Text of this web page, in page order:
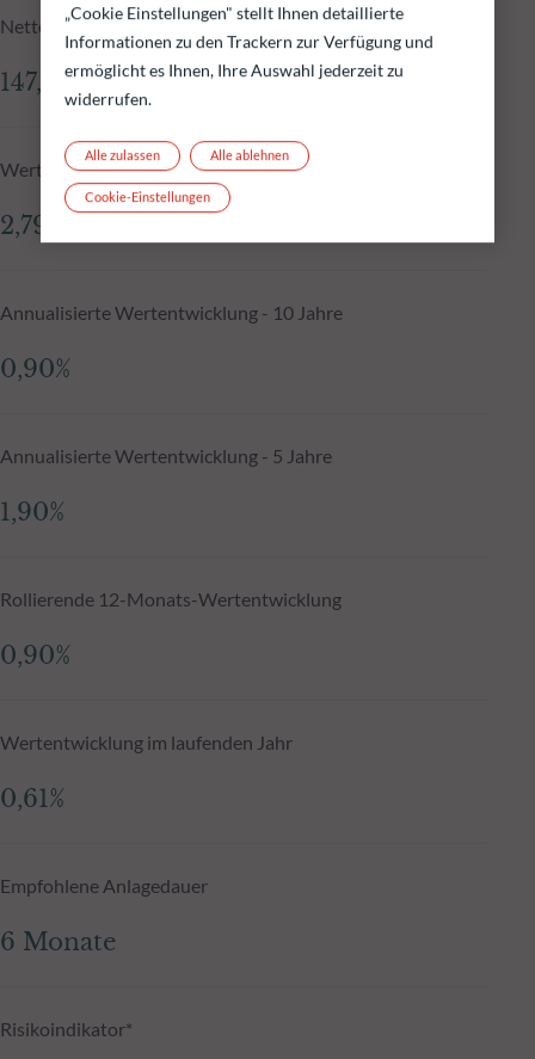
Nettoinventarwert N-1
147,33 €
Wertentwicklung seit Auflegung, annualisiert
2,79%
Annualisierte Wertentwicklung - 10 Jahre
0,90%
Annualisierte Wertentwicklung - 5 Jahre
1,90%
Rollierende 12-Monats-Wertentwicklung
0,90%
Wertentwicklung im laufenden Jahr
0,61%
Empfohlene Anlagedauer
6 Monate
Risikoindikator*
„Cookie Einstellungen" stellt Ihnen detaillierte
Informationen zu den Trackern zur Verfügung und
ermöglicht es Ihnen, Ihre Auswahl jederzeit zu
widerrufen.
Alle ablehnen
Alle zulassen
Cookie-Einstellungen